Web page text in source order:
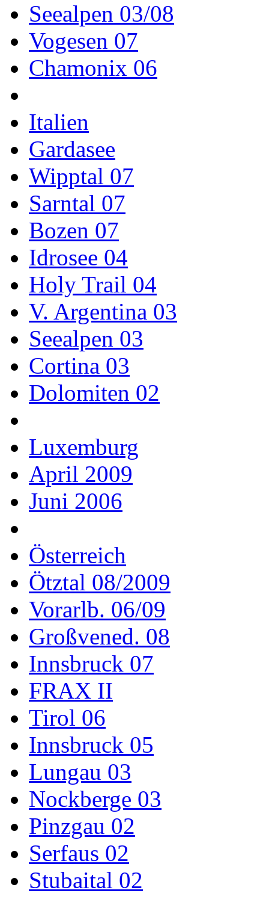
Seealpen 03/08
Vogesen 07
Chamonix 06
Italien
Gardasee
Wipptal 07
Sarntal 07
Bozen 07
Idrosee 04
Holy Trail 04
V. Argentina 03
Seealpen 03
Cortina 03
Dolomiten 02
Luxemburg
April 2009
Juni 2006
Österreich
Ötztal 08/2009
Vorarlb. 06/09
Großvened. 08
Innsbruck 07
FRAX II
Tirol 06
Innsbruck 05
Lungau 03
Nockberge 03
Pinzgau 02
Serfaus 02
Stubaital 02